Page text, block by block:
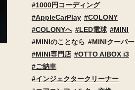
1000円コーディング
AppleCarPlay
COLONY
COLONYへ
LED電球
MINI
MINIのことなら
MINIクーパー
MINI専門店
OTTO AIBOX i3
ご納車
インジェクタークリーナー